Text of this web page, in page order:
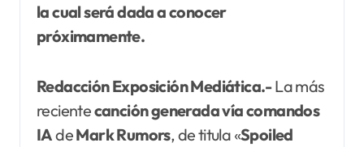
la cual será dada a conocer
próximamente.
Redacción Exposición Mediática.-La más
recientecanción generada víacomandos
IAdeMark Rumors, de titula «Spoiled